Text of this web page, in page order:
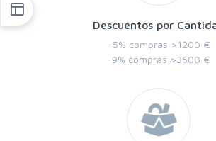
Descuentos por
-5% compras >1200 €
-9% compras >3600 €